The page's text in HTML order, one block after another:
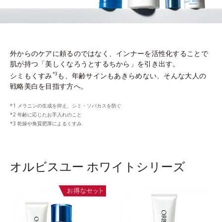
外からのケアに頼るのではなく、インナーを活性化することで
肌が持つ「美しくなろうとするちから」を引き出す。
シミもくすみ*3 も、年齢サインもあきらめない、そんな大人の
戦略美白を目指す方へ。
メラニンの生成を抑え、シミ・ソバカスを防ぐ
年齢に応じたお手入れのこと
乾燥や角質肥厚によるくすみ
オルビスユー ホワイトシリーズ